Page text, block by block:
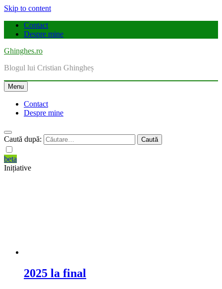
Skip to content
Contact
Despre mine
Ghinghes.ro
Blogul lui Cristian Ghingheș
Menu
Contact
Despre mine
Caută după:
beta
Inițiative
2025 la final